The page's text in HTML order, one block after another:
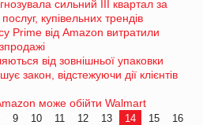
сильний ІІІ квартал за
купівельних трендів
Prime від Amazon витратили
від зовнішньої упаковки
закон, відстежуючи дії клієнтів
може обійти Walmart
9 10 11 12 13 14 15
16